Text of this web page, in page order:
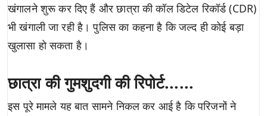
खंगालने शुरू कर दिए हैं और छात्रा की कॉल डिटेल रिकॉर्ड (CDR)
भी खंगाली जा रही है। पुलिस का कहना है कि जल्द ही कोई बड़ा
खुलासा हो सकता है।
छात्रा की गुमशुदगी की रिपोर्ट......
इस पूरे मामले यह बात सामने निकल कर आई है कि परिजनों ने